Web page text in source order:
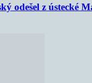
odešel z ústecké